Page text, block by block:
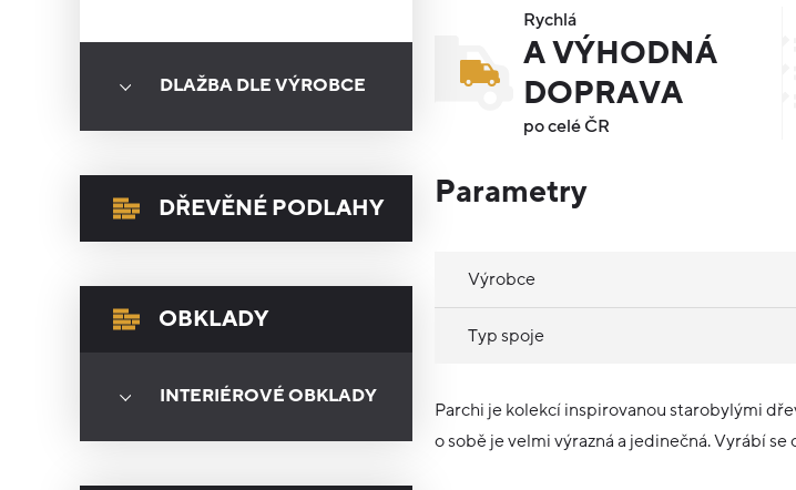
DLAŽBA DLE VÝROBCE
DŘEVĚNÉ PODLAHY
OBKLADY
INTERIÉROVÉ OBKLADY
Rychlá
A VÝHODNÁ
DOPRAVA
po celé ČR
Parametry
Výrobce
Typ spoje
Parchi je kolekcí inspirovanou starobylými
o sobě je velmi výrazná a jedinečná. Vyrábí